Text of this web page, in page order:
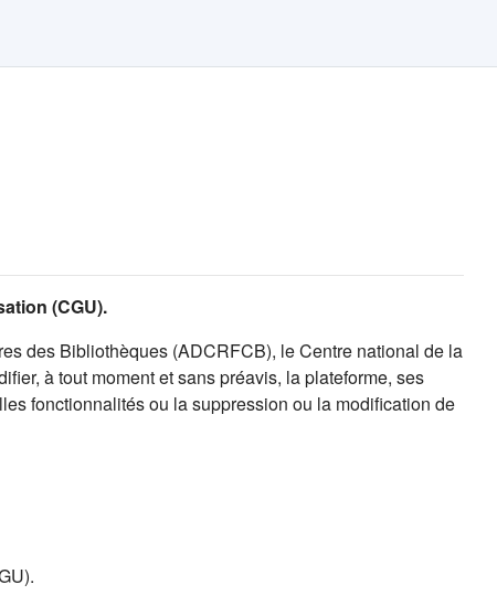
(CGU).
des Bibliothèques (ADCRFCB), le Centre national de la
à tout moment et sans préavis, la plateforme, ses
fonctionnalités ou la suppression ou la modification de